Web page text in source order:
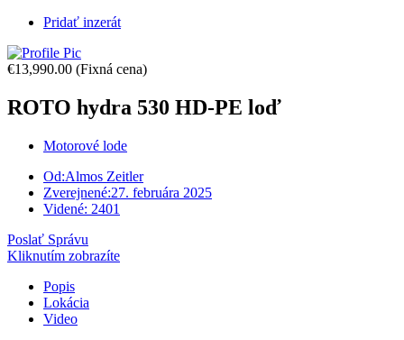
Pridať inzerát
€13,990.00 (Fixná cena)
ROTO hydra 530 HD-PE loď
Motorové lode
Od:Almos Zeitler
Zverejnené:27. februára 2025
Videné: 2401
Poslať Správu
Kliknutím zobrazíte
Popis
Lokácia
Video